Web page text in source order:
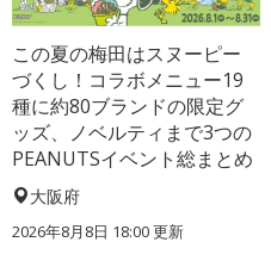
この夏の梅田はスヌーピー
づくし！コラボメニュー19
種に約80ブランドの限定グ
ッズ、ノベルティまで3つの
PEANUTSイベント総まとめ
大阪府
2026年8月8日 18:00更新